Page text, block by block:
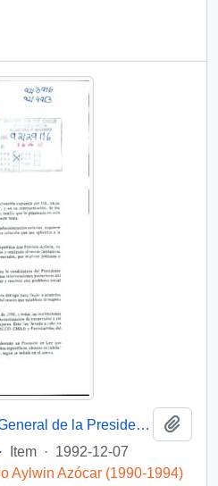
[Carta de Subsecretario General de la Presidencia por situación de exonerados políticos en medios de prensa]
· Item · 1992-12-07
Aylwin Azócar (1990-1994)